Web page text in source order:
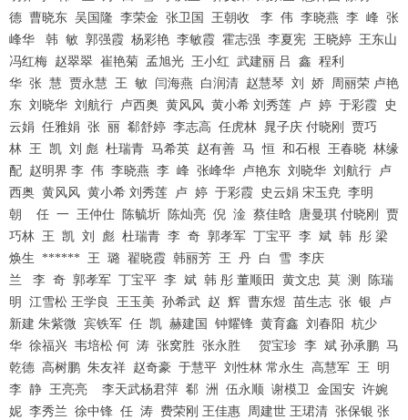
德 曹晓东 吴国隆 李荣金 张卫国 王朝收 李 伟 李晓燕 李 峰 张
峰华 韩 敏 郭强霞 杨彩艳 李敏霞 霍志强 李夏宪 王晓婷 王东山
冯红梅 赵翠翠 崔艳菊 孟旭光 王小红 武建丽 吕 鑫 程利
华 张 慧 贾永慧 王 敏 闫海燕 白润清 赵慧琴 刘 娇 周丽荣 卢艳
东 刘晓华 刘航行 卢西奥 黄风风 黄小希 刘秀莲 卢 婷 于彩霞 史
云娟 任雅娟 张 丽 郗舒婷 李志高 任虎林 晁子庆 付晓刚 贾巧
林 王 凯 刘 彪 杜瑞青 马希英 赵有善 马 恒 和石根 王春晓 林缘
配 赵明界 李 伟 李晓燕 李 峰 张峰华 卢艳东 刘晓华 刘航行 卢
西奥 黄风风 黄小希 刘秀莲 卢 婷 于彩霞 史云娟 宋玉尭 李明
朝 任 一 王仲仕 陈毓圻 陈灿亮 倪 淦 蔡佳晗 唐曼琪 付晓刚 贾
巧林 王 凯 刘 彪 杜瑞青 李 奇 郭孝军 丁宝平 李 斌 韩 彤 梁
焕生 ****** 王 璐 翟晓霞 韩丽芳 王 丹 白 雪 李庆
兰 李 奇 郭孝军 丁宝平 李 斌 韩 彤 董顺田 黄文忠 莫 测 陈瑞
明 江雪松 王学良 王玉美 孙希武 赵 辉 曹东煜 苗生志 张 银 卢
新建 朱紫微 宾铁军 任 凯 赫建国 钟耀锋 黄育鑫 刘春阳 杭少
华 徐福兴 韦培松 何 涛 张窝胜 张永胜 贺宝珍 李 斌 孙承鹏 马
乾德 高树鹏 朱友祥 赵奇豪 于慧平 刘性林 常永生 高慧军 王 明
李 静 王亮亮 李天武杨君萍 郗 洲 伍永顺 谢模卫 金国安 许婉
妮 李秀兰 徐中锋 任 涛 费荣刚 王佳惠 周建世 王珺清 张保银 张